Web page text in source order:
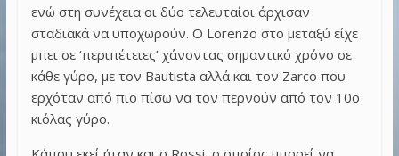
ενώ στη συνέχεια οι δύο τελευταίοι άρχισαν
σταδιακά να υποχωρούν. Ο Lorenzo στο μεταξύ είχε
μπει σε ‘περιπέτειες’ χάνοντας σημαντικό χρόνο σε
κάθε γύρο, με τον Bautista αλλά και τον Zarco που
ερχόταν από πιο πίσω να τον περνούν από τον 10ο
κιόλας γύρο.